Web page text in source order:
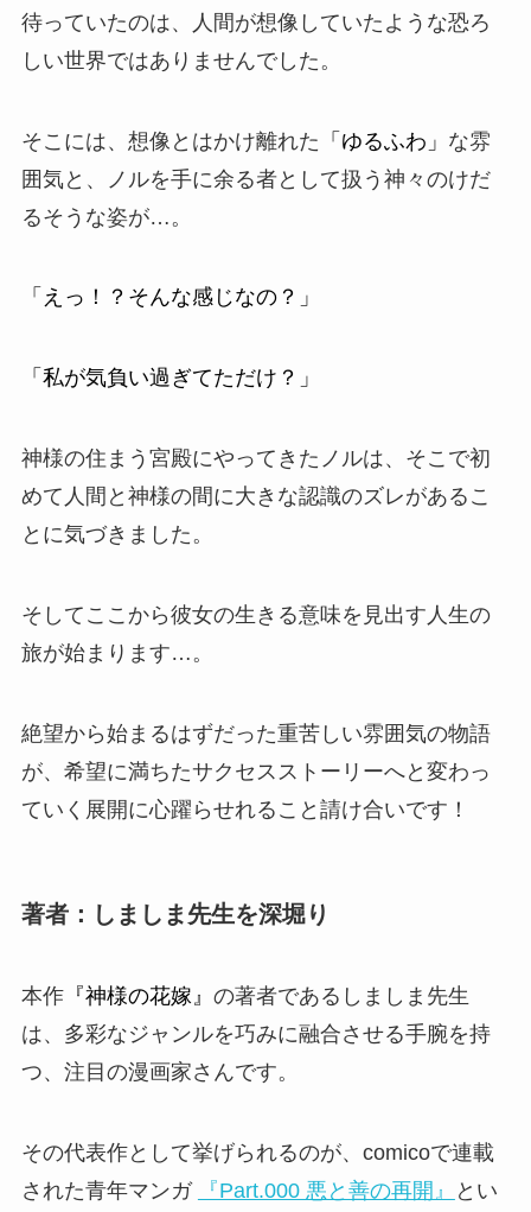
待っていたのは、人間が想像していたような恐ろ
しい世界ではありませんでした。
そこには、想像とはかけ離れた 「ゆるふわ」 な雰
囲気と、ノルを手に余る者として扱う神々のけだ
るそうな姿が…。
「えっ！？そんな感じなの？」
「私が気負い過ぎてただけ？」
神様の住まう宮殿にやってきたノルは、そこで初
めて人間と神様の間に大きな認識のズレがあるこ
とに気づきました。
そしてここから彼女の生きる意味を見出す人生の
旅が始まります…。
絶望から始まるはずだった重苦しい雰囲気の物語
が、希望に満ちたサクセスストーリーへと変わっ
ていく展開に心躍らせれること請け合いです！
著者：しましま先生を深堀り
本作『神様の花嫁』 の著者である しましま 先生
は、多彩なジャンルを巧みに融合させる手腕を持
つ、注目の漫画家さんです。
その代表作として挙げられるのが、 comicoで連載
された青年マンガ
『Part.000 悪と善の再開』
とい